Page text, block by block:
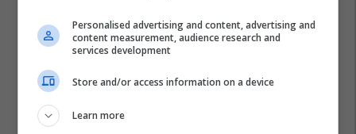
Personalised advertising and content, advertising and
content measurement, audience research and
services development
Store and/or access information on a device
Learn more